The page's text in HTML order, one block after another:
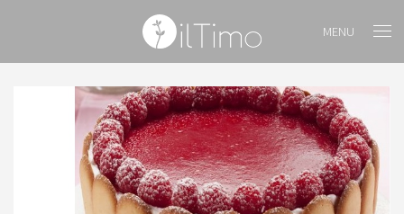
MENU